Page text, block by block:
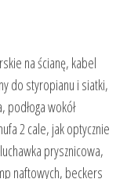
na ścianę, kabel
do styropianu i siatki,
podłoga wokół
2 cale, jak optycznie
prysznicowa,
naftowych, beckers